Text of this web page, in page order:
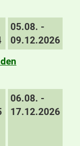
05.08. -
09.12.2026
06.08. -
17.12.2026